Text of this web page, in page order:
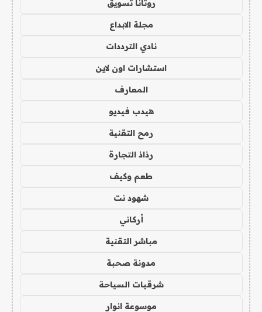
روتانا تسويق
مجلة الابداع
نادي الترددات
استشارات اون لاين
المعارف
هيدب فيديو
رمح التقنية
رذاذ التجارة
طعم وكيف
شهود نت
أركاني
مباشر التقنية
مدونة صحبة
شرقيات السياحة
موسوعة انوار